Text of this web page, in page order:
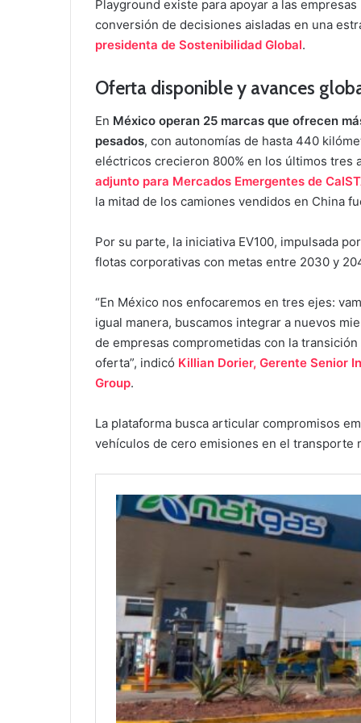
Playground existe para apoyar a las
conversión de decisiones aisladas en una
presidenta de Sostenibilidad Global.
Oferta disponible y avances
En México operan 25 marcas que ofrecen
pesados, con autonomías de hasta 440
eléctricos crecieron 800% en los últimos tres
adjunto para Mercados Emergentes de
la mitad de los camiones vendidos en China
Por su parte, la iniciativa EV100, impulsada
flotas corporativas con metas entre 2030 y
“En México nos enfocaremos en tres ejes:
igual manera, buscamos integrar a nuevos
de empresas comprometidas con la
oferta”, indicó Killian Dorier, Gerente Senior
Group.
La plataforma busca articular compromisos
vehículos de cero emisiones en el transporte